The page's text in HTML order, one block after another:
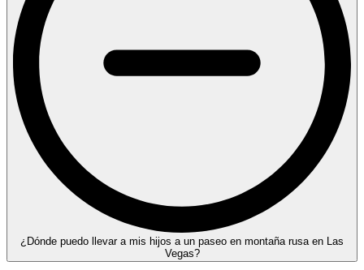
¿Dónde puedo llevar a mis hijos a un paseo en montaña rusa en Las
Vegas?